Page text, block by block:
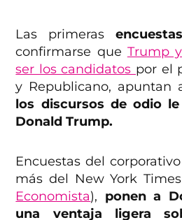
Las primeras
confirmarse que Trump
ser los candidatos por el
y Republicano, apuntan
los discursos de odio
Donald Trump.
Encuestas del
más del New York
Economista), ponen a
una ventaja ligera